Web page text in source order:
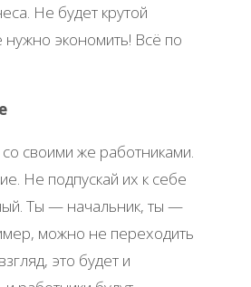
Не будет крутой
нужно экономить! Всё по
своими же работниками.
Не подпускай их к себе
Ты — начальник, ты —
можно не переходить
это будет и